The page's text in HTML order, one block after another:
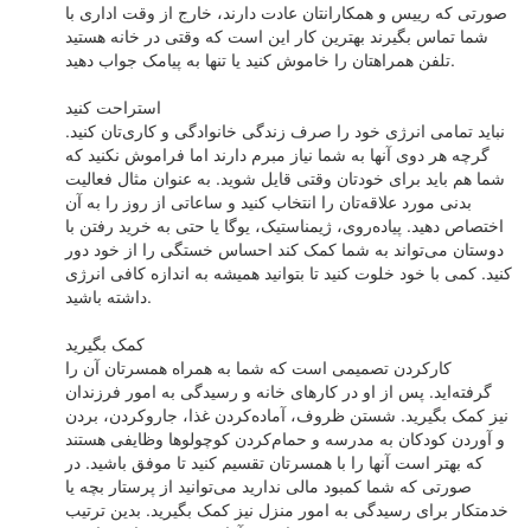
صورتی که رییس و همکارانتان عادت دارند، خارج از وقت اداری با
شما تماس بگیرند بهترین کار این است که وقتی در خانه هستید
تلفن همراهتان را خاموش کنید یا تنها به پیامک جواب دهید.
استراحت کنید
نباید تمامی انرژی خود را صرف زندگی خانوادگی و کاری‌تان کنید.
گرچه هر دوی آنها به شما نیاز مبرم دارند اما فراموش نکنید که
شما هم باید برای خودتان وقتی قایل شوید. به عنوان مثال فعالیت
بدنی مورد علاقه‌تان را انتخاب کنید و ساعاتی از روز را به آن
اختصاص دهید. پیاده‌روی، ژیمناستیک، یوگا یا حتی به خرید رفتن با
دوستان می‌تواند به شما کمک کند احساس خستگی را از خود دور
کنید. کمی با خود خلوت کنید تا بتوانید همیشه به اندازه کافی انرژی
داشته باشید.
کمک بگیرید
کارکردن تصمیمی است که شما به همراه همسرتان آن را
گرفته‌اید. پس از او در کارهای خانه و رسیدگی به امور فرزندان
نیز کمک بگیرید. شستن ظروف، آماد‌ه‌کردن غذا، جاروکردن، بردن
و آوردن کودکان به مدرسه و حمام‌کردن کوچولوها وظایفی هستند
که بهتر است آنها را با همسرتان تقسیم کنید تا موفق باشید. در
صورتی که شما کمبود مالی ندارید می‌توانید از پرستار بچه یا
خدمتکار برای رسیدگی به امور منزل نیز کمک بگیرید. بدین ترتیب